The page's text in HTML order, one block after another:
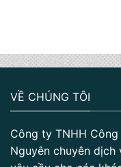
VỀ CHÚNG TÔI
Công ty TNHH
Nguyên chuyên dịch